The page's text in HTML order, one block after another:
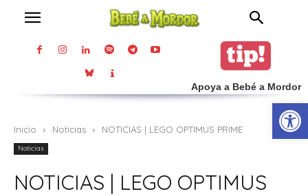
Apoya a Bebé a Mordor
Inicio Noticias NOTICIAS | LEGO OPTIMUS PRIME
Noticias
NOTICIAS | LEGO OPTIMUS